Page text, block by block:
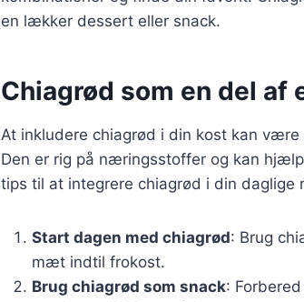
en lækker dessert eller snack.
Chiagrød som en del af
At inkludere chiagrød i din kost kan
Den er rig på næringsstoffer og kan
tips til at integrere chiagrød i din daglige
Start dagen med chiagrød: Brug
mæt indtil frokost.
Brug chiagrød som snack: